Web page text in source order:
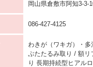
岡山県倉敷市阿知3-3-
086-427-4125
わきが（ワキガ）・
ぶたたるみ取り / 額リ
り 長期持続型ヒアル